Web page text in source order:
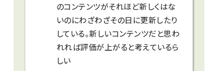
のコンテンツがそれほど新しくはな
いのにわざわざその日に更新したり
している。新しいコンテンツだと思わ
れれば評価が上がると考えているら
しい